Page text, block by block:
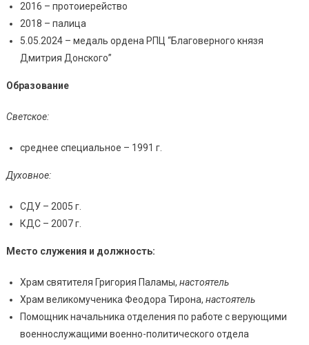
2016 – протоиерейство
2018 – палица
5.05.2024 – медаль ордена РПЦ “Благоверного князя
Дмитрия Донского”
Образование
Светское:
среднее специальное – 1991 г.
Духовное:
СДУ – 2005 г.
КДС – 2007 г.
Место служения и должность:
Храм святителя Григория Паламы, настоятель
Храм великомученика Феодора Тирона, настоятель
Помощник начальника отделения по работе с верующими
военнослужащими военно-политического отдела